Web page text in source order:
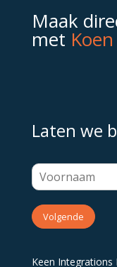
Maak
met Koen
Laten we
Volgende
Keen Integrations